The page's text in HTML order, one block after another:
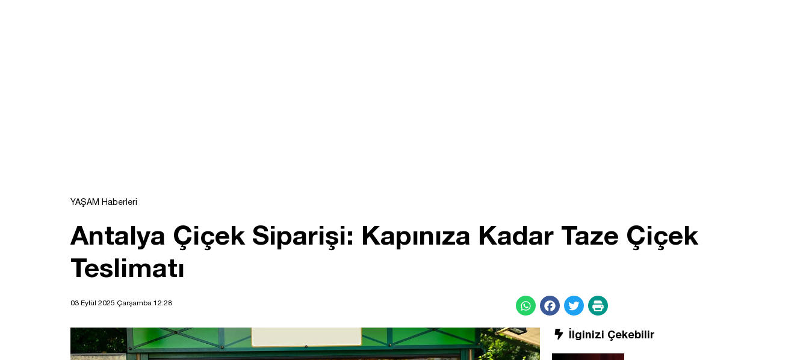
YAŞAM Haberleri
Antalya Çiçek Siparişi: Kapınıza Kadar Taze Çiçek
Teslimatı
03 Eylül 2025 Çarşamba 12:28
İlginizi Çekebilir